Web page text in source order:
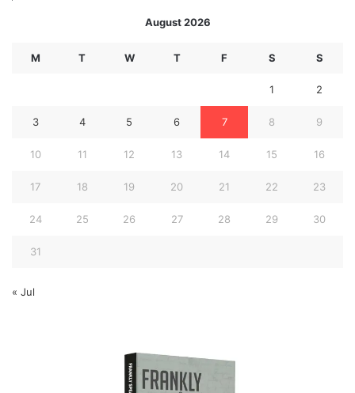
August 2026
M T W T F S S
1 2
3 4 5 6 7 8 9
10 11 12 13 14 15 16
17 18 19 20 21 22 23
24 25 26 27 28 29 30
31
« Jul